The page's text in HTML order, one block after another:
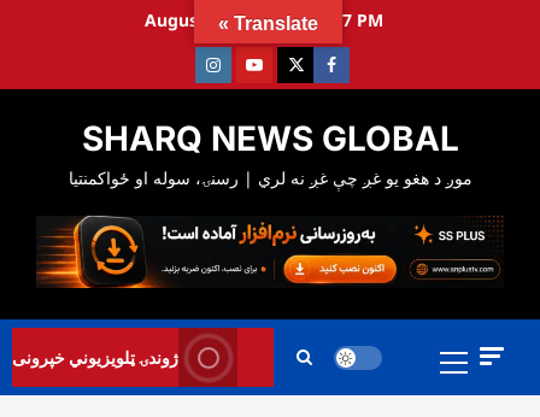
August 8, 2026 10:03:18 PM
Facebook
Twitter
Youtube
Instagram
SHARQ NEWS GLOBAL
Primary
ژوندۍ ټلویزیوني خپرونی
Translate »